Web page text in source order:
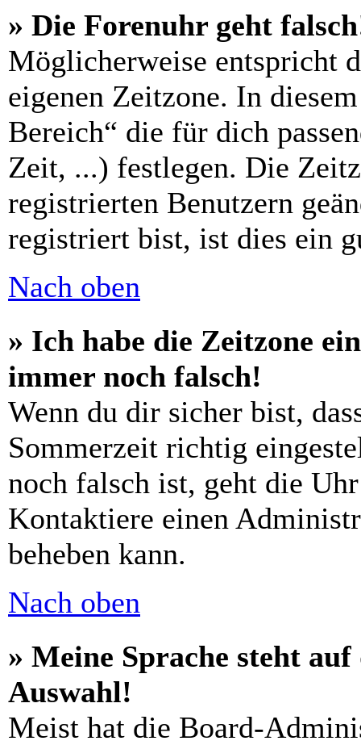
» Die Forenuhr geht
Möglicherweise entspricht
eigenen Zeitzone. In
Bereich“ die für dich
Zeit, ...) festlegen. Die
registrierten Benutzern
registriert bist, ist dies ein
Nach oben
» Ich habe die Zeitzone
immer noch falsch!
Wenn du dir sicher bist,
Sommerzeit richtig
noch falsch ist, geht die
Kontaktiere einen
beheben kann.
Nach oben
» Meine Sprache steht
Auswahl!
Meist hat die Board-